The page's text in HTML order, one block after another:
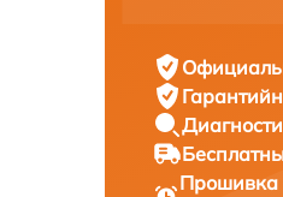
Прошивка